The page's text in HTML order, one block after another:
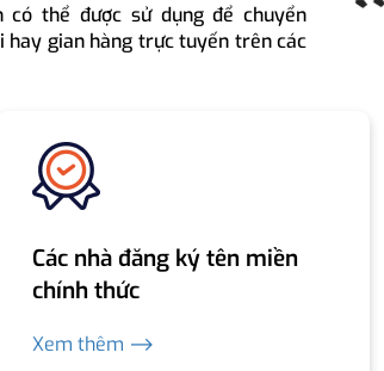
có thể được sử dụng để chuyển
hay gian hàng trực tuyến trên các
Các nhà đăng ký tên miền
chính thức
Xem thêm ⟶